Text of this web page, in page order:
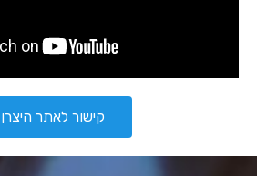
קישור לאתר היצרן